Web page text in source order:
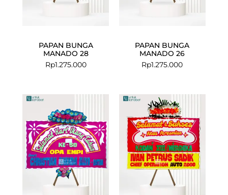
PAPAN BUNGA
MANADO 28
Rp1.275.000
PAPAN BUNGA
MANADO 26
Rp1.275.000